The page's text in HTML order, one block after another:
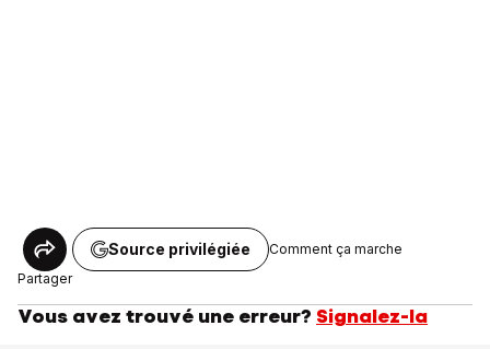
Partager
Source privilégiée Comment ça marche
Vous avez trouvé une erreur? Signalez-la